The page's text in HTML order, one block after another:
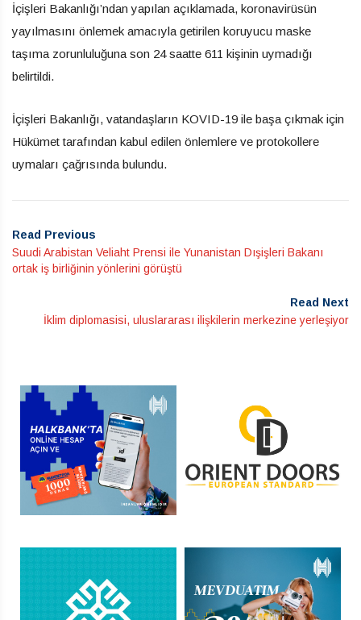
İçişleri Bakanlığı’ndan yapılan açıklamada, koronavirüsün
yayılmasını önlemek amacıyla getirilen koruyucu maske
taşıma zorunluluğuna son 24 saatte 611 kişinin uymadığı
belirtildi.
İçişleri Bakanlığı, vatandaşların KOVID-19 ile başa çıkmak için
Hükümet tarafından kabul edilen önlemlere ve protokollere
uymaları çağrısında bulundu.
Read Previous
Suudi Arabistan Veliaht Prensi ile Yunanistan Dışişleri Bakanı
ortak iş birliğinin yönlerini görüştü
Read Next
İklim diplomasisi, uluslararası ilişkilerin merkezine yerleşiyor